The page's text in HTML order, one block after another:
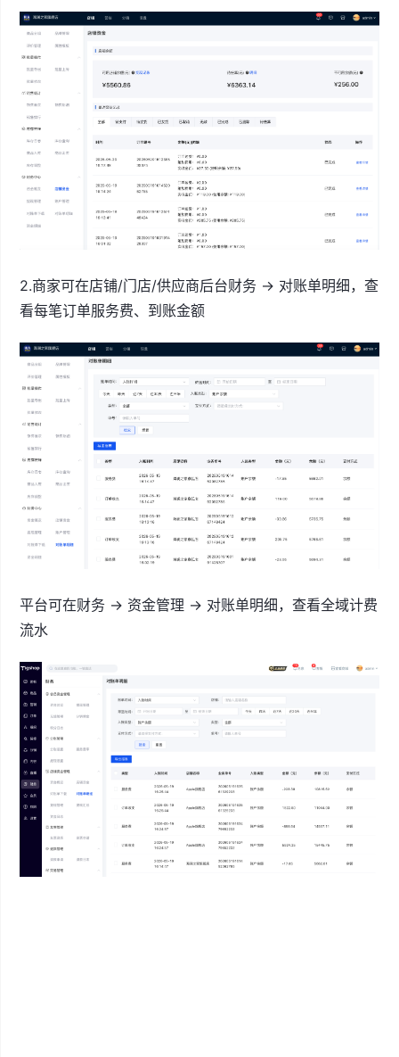
2.商家可在店铺/门店/供应商后台财务 → 对账单明细，查
看每笔订单服务费、到账金额
平台可在财务 → 资金管理 → 对账单明细，查看全域计费
流水